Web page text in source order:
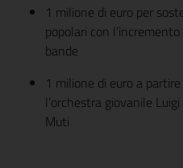
1 milione di euro per
popolari con
bande
1 milione di euro a
l’orchestra giovanile
Muti